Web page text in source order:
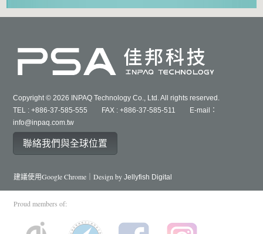
Copyright © 2026 INPAQ Technology Co., Ltd. All rights reserved.
TEL : +886-37-585-555 FAX : +886-37-585-511 E-mail：
info@inpaq.com.tw
聯絡我們與全球位置
建議使用Google Chrome｜Design byJellyfish Digital
Proud members of: